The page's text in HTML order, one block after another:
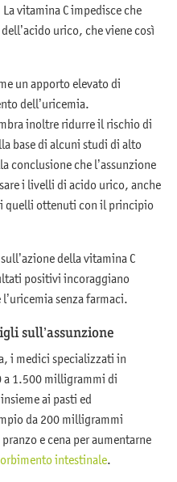
vitamina C impedisce che
urico, che viene così
un apporto elevato di
dell’uricemia.
inoltre ridurre il rischio di
base di alcuni studi di alto
conclusione che l’assunzione
i livelli di acido urico, anche
quelli ottenuti con il principio
della vitamina C
positivi incoraggiano
senza farmaci.
sull’assunzione
i medici specializzati in
1.500 milligrammi di
ai pasti ed
da 200 milligrammi
e cena per aumentarne
intestinale